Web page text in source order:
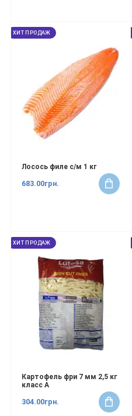
ХИТ ПРОДАЖ
Лосось филе с/м 1 кг
683.00грн.
ХИТ ПРОДАЖ
Картофель фри 7 мм 2,5 кг
класс А
304.00грн.